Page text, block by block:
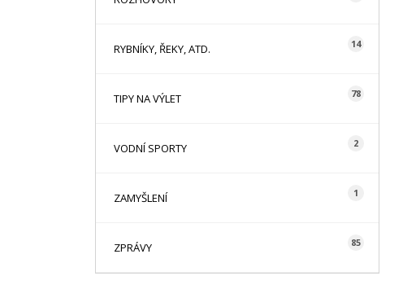
RYBNÍKY, ŘEKY, ATD. 14
TIPY NA VÝLET 78
VODNÍ SPORTY 2
ZAMYŠLENÍ 1
ZPRÁVY 85